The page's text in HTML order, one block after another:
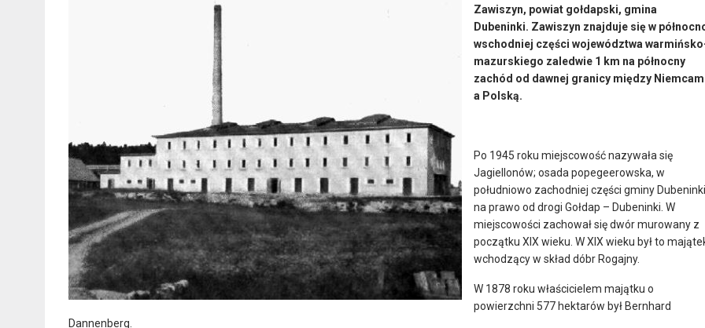
Zawiszyn, powiat gołdapski, gmina
Dubeninki. Zawiszyn znajduje się w
wschodniej części województwa
mazurskiego zaledwie 1 km na północny
zachód od dawnej granicy między
a Polską.
Po 1945 roku miejscowość nazywała się
Jagiellonów; osada popegeerowska, w
południowo zachodniej części gminy
na prawo od drogi Gołdap – Dubeninki. W
miejscowości zachował się dwór murowany z
początku XIX wieku. W XIX wieku był to
wchodzący w skład dóbr Rogajny.
W 1878 roku właścicielem majątku o
powierzchni 577 hektarów był Bernhard
Dannenberg.